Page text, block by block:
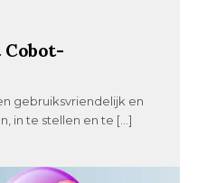
gebruiksvriendelijk en
in te stellen en te […]